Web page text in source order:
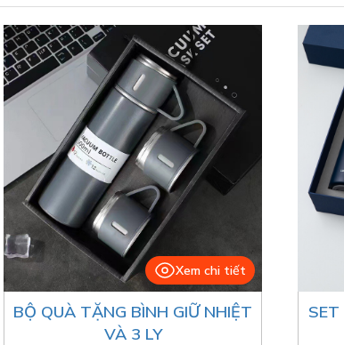
Xem chi tiết
BỘ QUÀ TẶNG BÌNH GIỮ NHIỆT
VÀ 3 LY